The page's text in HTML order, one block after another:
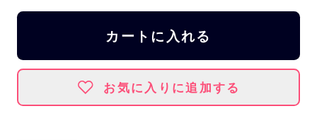
カートに入れる
お気に入りに追加する